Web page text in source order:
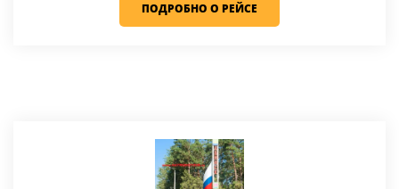
ПОДРОБНО О РЕЙСЕ